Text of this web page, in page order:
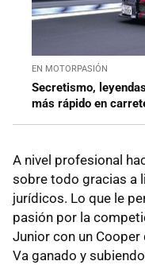
EN MOTORPASIÓN
Secretismo,
más rápido en
A nivel profesional
sobre todo gracias a
jurídicos. Lo que le
pasión por la
Junior con un Cooper
Va ganado y